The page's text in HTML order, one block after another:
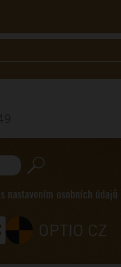
nastavením osobních údajů